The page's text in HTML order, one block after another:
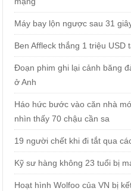
Máy bay lộn ngược sau 31
Ben Affleck thắng 1 triệu USD
Đoạn phim ghi lại cảnh băng
ở Anh
Háo hức bước vào căn nhà
nhìn thấy 70 chậu cần sa
19 người chết khi đi tắt qua
Kỹ sư hàng không 23 tuổi bị
Hoạt hình Wolfoo của VN bị